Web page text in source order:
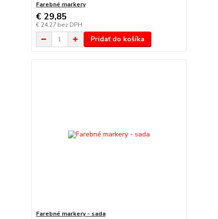
Farebné markery
€ 29,85
€ 24,27 bez DPH
Pridať do košíka
Farebné markery - sada